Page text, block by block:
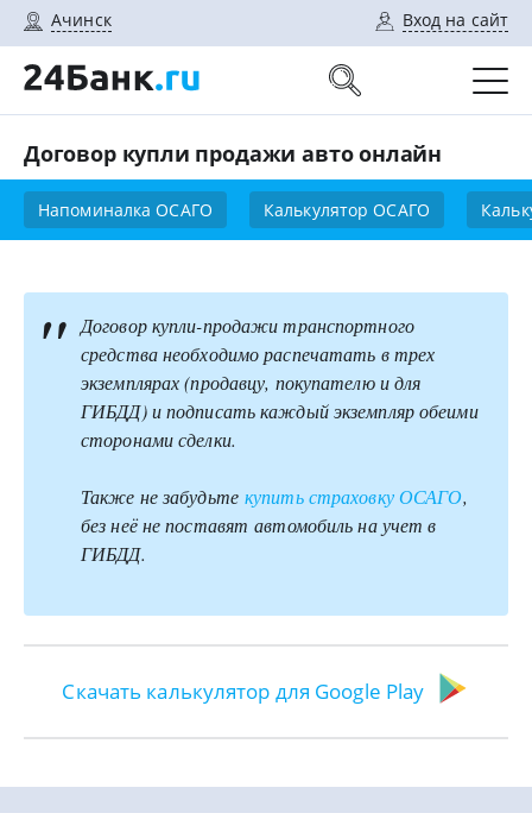
Ачинск Вход на сайт
Договор купли продажи авто онлайн
Напоминалка ОСАГО Калькулятор ОСАГО
Договор купли-продажи транспортного
средства необходимо распечатать в трех
экземплярах (продавцу, покупателю и для
ГИБДД) и подписать каждый экземпляр обеими
сторонами сделки.
Также не забудьте купить страховку ОСАГО,
без неё не поставят автомобиль на учет в
ГИБДД.
Скачать калькулятор для Google Play